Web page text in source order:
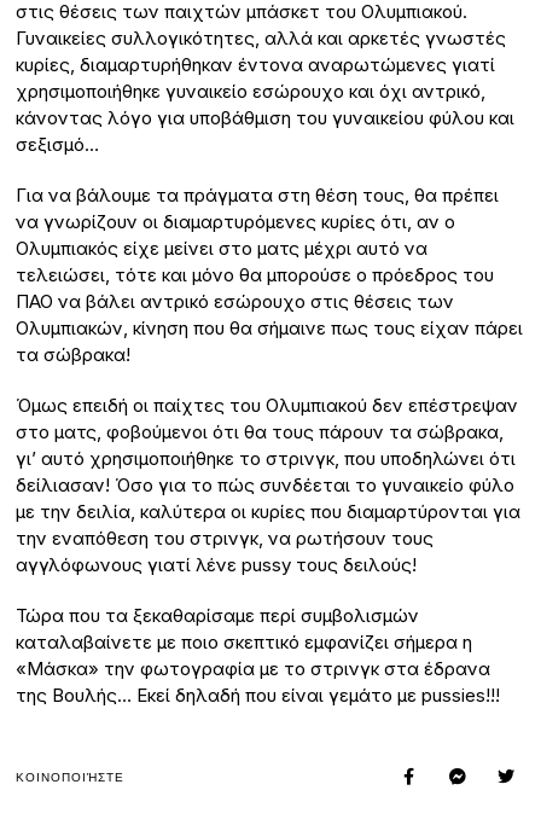
στις θέσεις των παιχτών μπάσκετ του Ολυμπιακού.
Γυναικείες συλλογικότητες, αλλά και αρκετές γνωστές
κυρίες, διαμαρτυρήθηκαν έντονα αναρωτώμενες γιατί
χρησιμοποιήθηκε γυναικείο εσώρουχο και όχι αντρικό,
κάνοντας λόγο για υποβάθμιση του γυναικείου φύλου και
σεξισμό…
Για να βάλουμε τα πράγματα στη θέση τους, θα πρέπει
να γνωρίζουν οι διαμαρτυρόμενες κυρίες ότι, αν ο
Ολυμπιακός είχε μείνει στο ματς μέχρι αυτό να
τελειώσει, τότε και μόνο θα μπορούσε ο πρόεδρος του
ΠΑΟ να βάλει αντρικό εσώρουχο στις θέσεις των
Ολυμπιακών, κίνηση που θα σήμαινε πως τους είχαν πάρει
τα σώβρακα!
Όμως επειδή οι παίχτες του Ολυμπιακού δεν επέστρεψαν
στο ματς, φοβούμενοι ότι θα τους πάρουν τα σώβρακα,
γι’ αυτό χρησιμοποιήθηκε το στρινγκ, που υποδηλώνει ότι
δείλιασαν! Όσο για το πώς συνδέεται το γυναικείο φύλο
με την δειλία, καλύτερα οι κυρίες που διαμαρτύρονται για
την εναπόθεση του στρινγκ, να ρωτήσουν τους
αγγλόφωνους γιατί λένε pussy τους δειλούς!
Τώρα που τα ξεκαθαρίσαμε περί συμβολισμών
καταλαβαίνετε με ποιο σκεπτικό εμφανίζει σήμερα η
«Μάσκα» την φωτογραφία με το στρινγκ στα έδρανα
της Βουλής… Εκεί δηλαδή που είναι γεμάτο με pussies!!!
ΚΟΙΝΟΠΟΙΉΣΤΕ